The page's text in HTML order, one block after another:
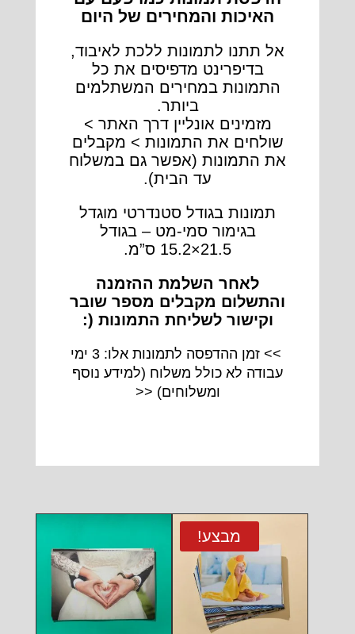
האיכות והמחירים של היום
אל תתנו לתמונות ללכת לאיבוד,
בדיפרינט מדפיסים את כל
התמונות במחירים המשתלמים
ביותר.
מזמינים אונליין דרך האתר >
שולחים את התמונות > מקבלים
את התמונות (אפשר גם במשלוח
עד הבית).
תמונות בגודל סטנדרטי מוגדל
בגימור סמי-מט – בגודל
21.5×15.2 ס”מ.
לאחר השלמת ההזמנה
והתשלום מקבלים מספר שובר
וקישור לשליחת התמונות (:
>> זמן ההדפסה לתמונות אלו: 3 ימי
עבודה לא כולל משלוח (למידע נוסף
ומשלוחים) <<
מבצע!